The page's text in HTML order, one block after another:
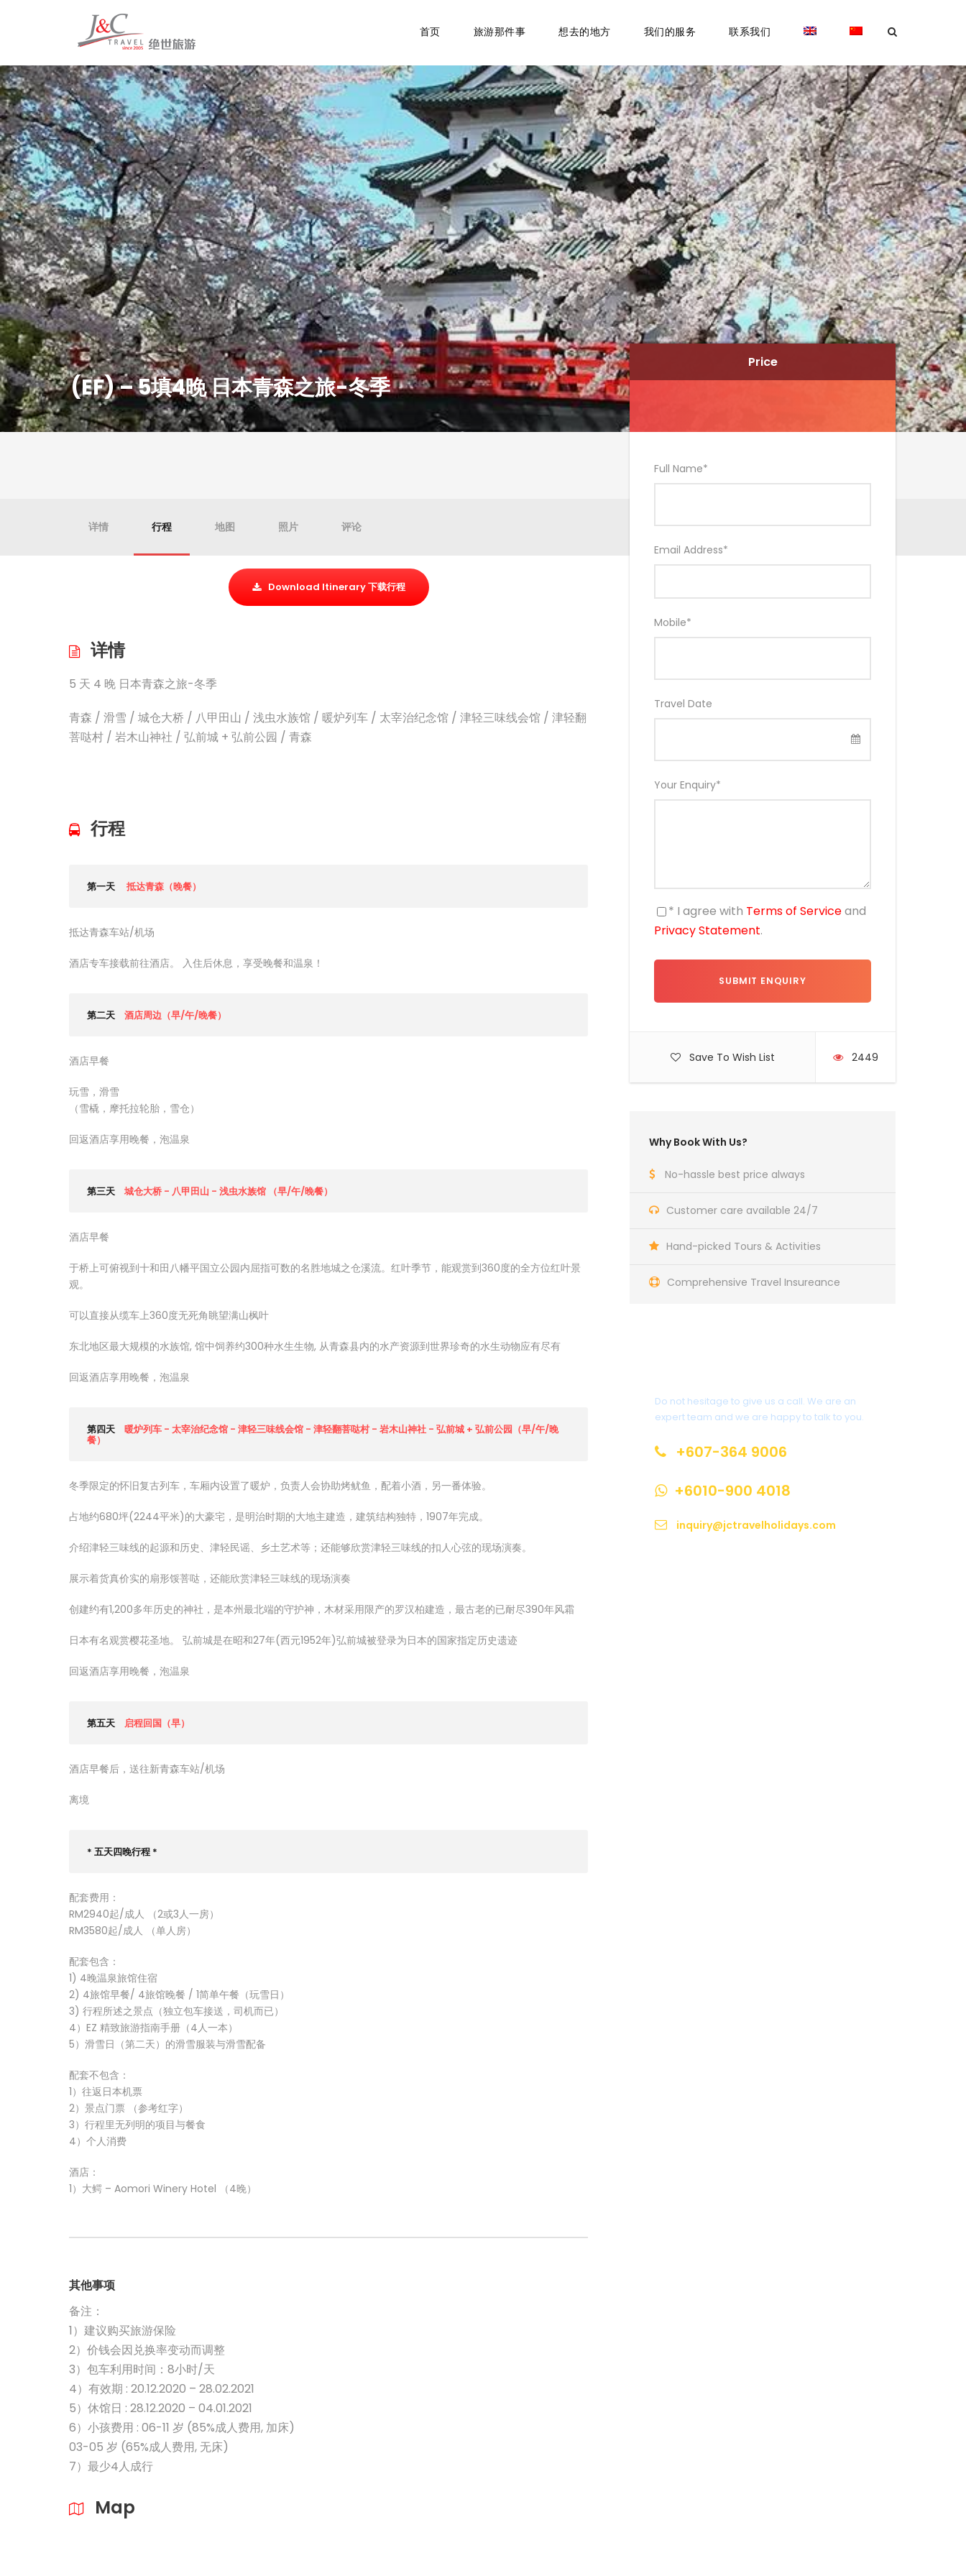
首页 旅游那件事 想去的地方 我们的服务 联系我们
(EF) – 5填4晚 日本青森之旅-冬季
Price
Price
Full Name*
Email Address*
Mobile*
Travel Date
Your Enquiry*
* I agree with Terms of Serviceand
Privacy Statement.
Save To Wish List 2449
Why Book With Us?
No-hassle best price always
Customer care available 24/7
Hand-picked Tours & Activities
Comprehensive Travel Insureance
Do not hesitage to give us a call. We are an
expert team and we are happy to talk to you.
+607-364 9006
+6010-900 4018
inquiry@jctravelholidays.com
详情 行程 地图 照片 评论
Download Itinerary 下载行程
详情
5 天 4 晚 日本青森之旅-冬季
青森 / 滑雪 / 城仓大桥 / 八甲田山 / 浅虫水族馆 / 暖炉列车 / 太宰治纪念馆 / 津轻三味线会馆 / 津轻翻
菩哒村 / 岩木山神社 / 弘前城 + 弘前公园 / 青森
行程
第一天 抵达青森（晚餐）
抵达青森车站/机场
酒店专车接载前往酒店。 入住后休息，享受晚餐和温泉！
第二天 酒店周边（早/午/晚餐）
酒店早餐
玩雪，滑雪
（雪橇，摩托拉轮胎，雪仓）
回返酒店享用晚餐，泡温泉
第三天 城仓大桥 - 八甲田山 - 浅虫水族馆 （早/午/晚餐）
酒店早餐
于桥上可俯视到十和田八幡平国立公园内屈指可数的名胜地城之仓溪流。红叶季节，能观赏到360度的全方位红叶景
观。
可以直接从缆车上360度无死角眺望满山枫叶
东北地区最大规模的水族馆, 馆中饲养约300种水生生物, 从青森县内的水产资源到世界珍奇的水生动物应有尽有
回返酒店享用晚餐，泡温泉
第四天 暖炉列车 - 太宰治纪念馆 - 津轻三味线会馆 - 津轻翻菩哒村 - 岩木山神社 - 弘前城 + 弘前公园（早/午/晚
餐）
冬季限定的怀旧复古列车，车厢内设置了暖炉，负责人会协助烤鱿鱼，配着小酒，另一番体验。
占地约680坪(2244平米)的大豪宅，是明治时期的大地主建造，建筑结构独特，1907年完成。
介绍津轻三味线的起源和历史、津轻民谣、乡土艺术等；还能够欣赏津轻三味线的扣人心弦的现场演奏。
展示着货真价实的扇形馁菩哒，还能欣赏津轻三味线的现场演奏
创建约有1,200多年历史的神社，是本州最北端的守护神，木材采用限产的罗汉柏建造，最古老的已耐尽390年风霜
日本有名观赏樱花圣地。 弘前城是在昭和27年(西元1952年)弘前城被登录为日本的国家指定历史遗迹
回返酒店享用晚餐，泡温泉
第五天 启程回国（早）
酒店早餐后，送往新青森车站/机场
离境
* 五天四晚行程 *
配套费用：
RM2940起/成人 （2或3人一房）
RM3580起/成人 （单人房）
配套包含：
1) 4晚温泉旅馆住宿
2) 4旅馆早餐/ 4旅馆晚餐 / 1简单午餐（玩雪日）
3) 行程所述之景点（独立包车接送，司机而已）
4）EZ 精致旅游指南手册（4人一本）
5）滑雪日（第二天）的滑雪服装与滑雪配备
配套不包含：
1）往返日本机票
2）景点门票 （参考红字）
3）行程里无列明的项目与餐食
4）个人消费
酒店：
1）大鳄 – Aomori Winery Hotel （4晚）
其他事项
备注：
1）建议购买旅游保险
2）价钱会因兑换率变动而调整
3）包车利用时间：8小时/天
4）有效期 : 20.12.2020 – 28.02.2021
5）休馆日 : 28.12.2020 – 04.01.2021
6）小孩费用 : 06-11 岁 (85%成人费用, 加床)
03-05 岁 (65%成人费用, 无床)
7）最少4人成行
Map